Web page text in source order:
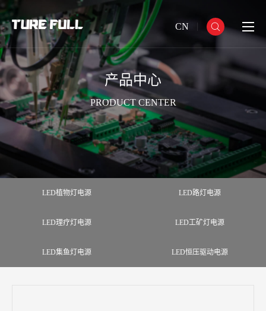
CN
产品中心
PRODUCT CENTER
LED植物灯电源 LED路灯电源
LED理疗灯电源 LED工矿灯电源
LED集鱼灯电源 LED恒压驱动电源